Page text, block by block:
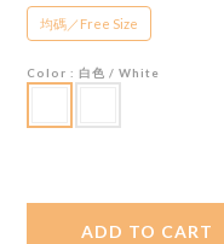
均碼／Free Size
Color : 白色 / White
ADD TO CART